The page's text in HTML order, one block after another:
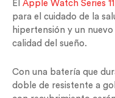
El Apple Watch Series 11
para el cuidado de la
hipertensión y un
calidad del sueño.
Con una batería que
doble de resistente a